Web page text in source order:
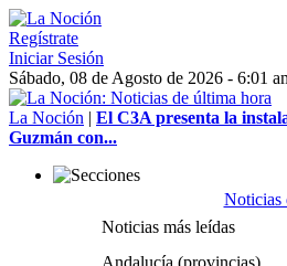
Regístrate
Iniciar Sesión
Sábado, 08 de Agosto de 2026 - 6:01
La Noción | El C3A presenta la
Guzmán con...
Noticias
Noticias más leídas
Andalucía (provincias)